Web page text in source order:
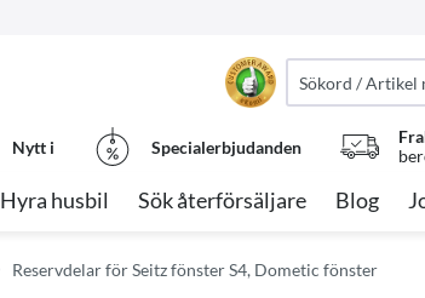
Nytt i Specialerbjudanden
Hyra husbil Sök återförsäljare Blog
Reservdelar för Seitz fönster S4, Dometic fönster